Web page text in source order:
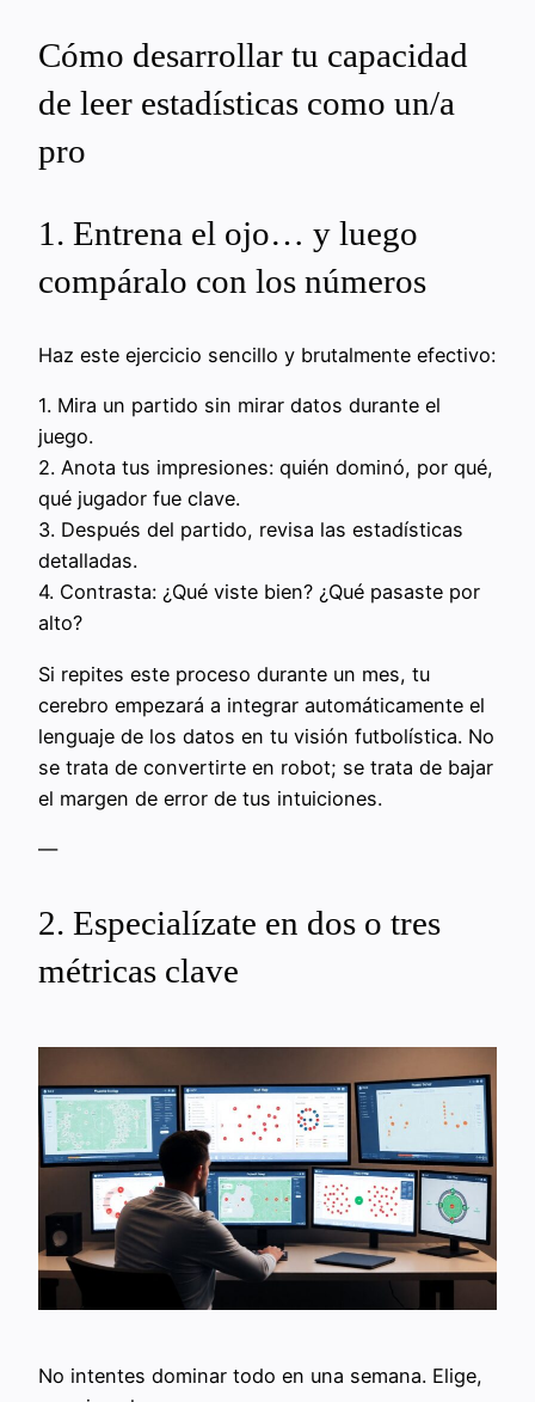
Cómo desarrollar tu capacidad
de leer estadísticas como un/a
pro
1. Entrena el ojo… y luego
compáralo con los números
Haz este ejercicio sencillo y brutalmente efectivo:
1. Mira un partido sin mirar datos durante el
juego.
2. Anota tus impresiones: quién dominó, por qué,
qué jugador fue clave.
3. Después del partido, revisa las estadísticas
detalladas.
4. Contrasta: ¿Qué viste bien? ¿Qué pasaste por
alto?
Si repites este proceso durante un mes, tu
cerebro empezará a integrar automáticamente el
lenguaje de los datos en tu visión futbolística. No
se trata de convertirte en robot; se trata de bajar
el margen de error de tus intuiciones.
—
2. Especialízate en dos o tres
métricas clave
No intentes dominar todo en una semana. Elige,